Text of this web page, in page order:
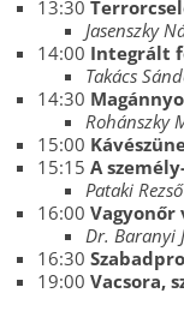
13:30
Jasenszky
14:00 Integrált
Takács
14:30
Rohánszky
15:00
15:15 A
Pataki
16:00 Vagyonőr
Dr. Baranyi
16:30
19:00 Vacsora,